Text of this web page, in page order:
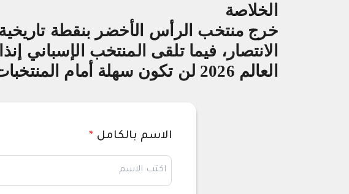
الخلاصة
خرج منتخب الرأس الأخضر بنقطة
الانتصار، فيما تلقى المنتخب الإسباني
العالم 2026 لن تكون سهلة أمام المنتخبات الطامحة لصناعة المفاجآت
الاسم بالكامل *